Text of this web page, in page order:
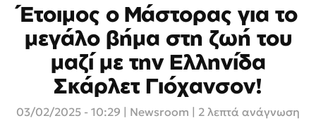
Έτοιμος ο Μάστορας για το
μεγάλο βήμα στη ζωή του
μαζί με την Ελληνίδα
Σκάρλετ Γιόχανσον!
03/02/2025 - 10:29 Newsroom | 2 λεπτά ανάγνωση